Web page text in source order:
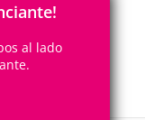
al lado
4